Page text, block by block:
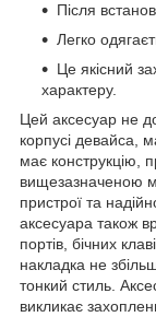
Після
Легко
Це якісний
характеру.
Цей аксесуар не
корпусі девайса,
має конструкцію,
вищезазначеною
пристрої та
аксесуара також
портів, бічних
накладка не
тонкий стиль.
викликає